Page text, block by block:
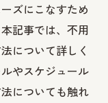
ズにこなすため
記事では、不用
について詳しく
やスケジュール
についても触れ